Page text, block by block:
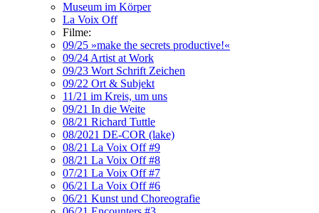
Museum im Körper
La Voix Off
Filme:
09/25 »make the secrets productive!«
09/24 Artist at Work
09/23 Wort Schrift Zeichen
09/22 Ort & Subjekt
11/21 im Kreis, um uns
09/21 In die Weite
08/21 Richard Tuttle
08/2021 DE-COR (lake)
08/21 La Voix Off #9
08/21 La Voix Off #8
07/21 La Voix Off #7
06/21 La Voix Off #6
06/21 Kunst und Choreografie